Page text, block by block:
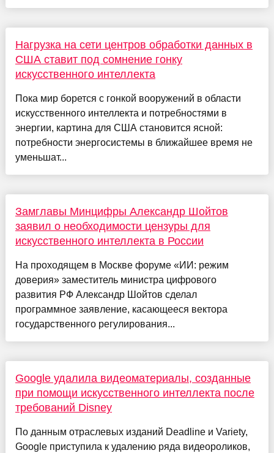
Нагрузка на сети центров обработки данных в
США ставит под сомнение гонку
искусственного интеллекта
Пока мир борется с гонкой вооружений в области
искусственного интеллекта и потребностями в
энергии, картина для США становится ясной:
потребности энергосистемы в ближайшее время не
уменьшат...
Замглавы Минцифры Александр Шойтов
заявил о необходимости цензуры для
искусственного интеллекта в России
На проходящем в Москве форуме «ИИ: режим
доверия» заместитель министра цифрового
развития РФ Александр Шойтов сделал
программное заявление, касающееся вектора
государственного регулирования...
Google удалила видеоматериалы, созданные
при помощи искусственного интеллекта после
требований Disney
По данным отраслевых изданий Deadline и Variety,
Google приступила к удалению ряда видеороликов,